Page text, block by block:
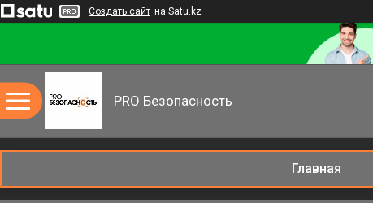
Создать сайт на Satu.kz
PRO Безопасность
Главная